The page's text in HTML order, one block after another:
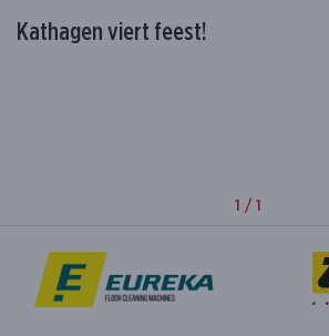
Kathagen viert feest!
Kathagen viert feest!
Kathagen viert feest!
1 / 1